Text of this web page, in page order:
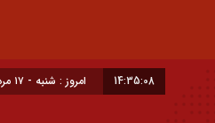
14:35:09 امروز : شنبه - ۱۷ مرداد - ۱۴۰۵